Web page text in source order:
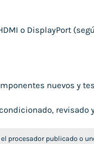
o DisplayPort
nuevos y
revisado
procesador publicado o